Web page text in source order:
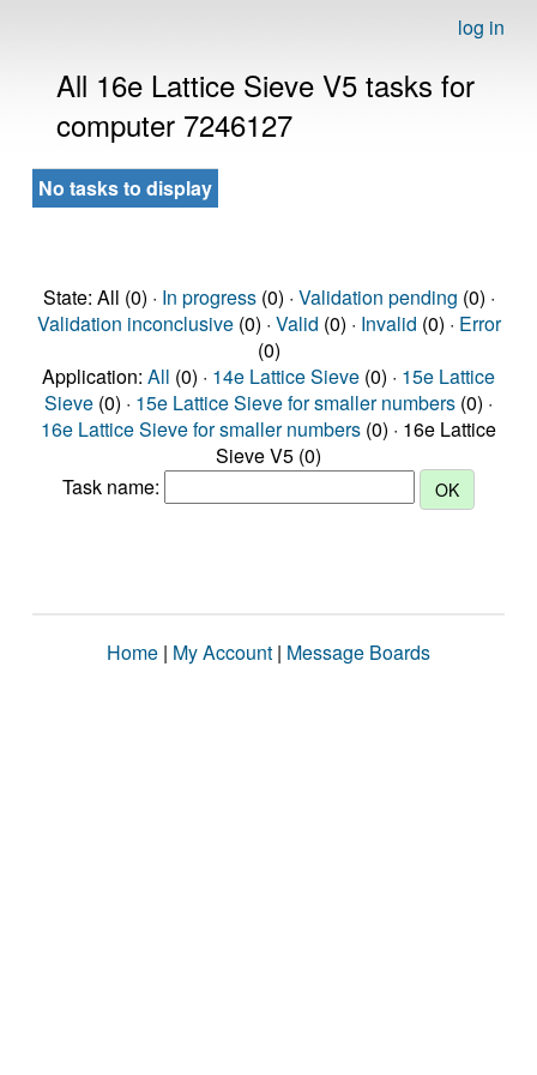
log in
All 16e Lattice Sieve V5 tasks for
computer 7246127
No tasks to display
State: All (0) · In progress(0) · Validation pending (0) ·
Validation inconclusive(0) · Valid (0) · Invalid (0) · Error
(0)
Application: All (0) · 14e Lattice Sieve (0) · 15e Lattice
Sieve (0) · 15e Lattice Sieve for smaller numbers (0) ·
16e Lattice Sieve for smaller numbers (0) · 16e Lattice
Sieve V5 (0)
Task name:
Home | My Account | Message Boards